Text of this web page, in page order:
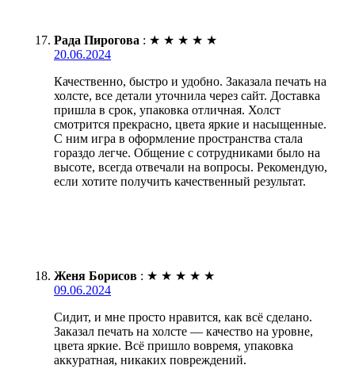
Рада Пирогова : ★ ★ ★ ★ ★
20.06.2024
Качественно, быстро и удобно. Заказала печать на
холсте, все детали уточнила через сайт. Доставка
пришла в срок, упаковка отличная. Холст
смотрится прекрасно, цвета яркие и насыщенные.
С ним игра в оформление пространства стала
гораздо легче. Общение с сотрудниками было на
высоте, всегда отвечали на вопросы. Рекомендую,
если хотите получить качественный результат.
Женя Борисов : ★ ★ ★ ★ ★
09.06.2024
Сидит, и мне просто нравится, как всё сделано.
Заказал печать на холсте — качество на уровне,
цвета яркие. Всё пришло вовремя, упаковка
аккуратная, никаких повреждений.